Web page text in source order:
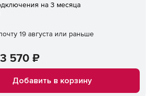
на 3 месяца
19 августа или раньше
3 570 ₽
Добавить в корзину